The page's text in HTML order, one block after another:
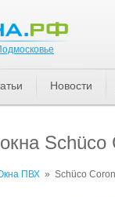
ПВХ » Sсhüco
Новости